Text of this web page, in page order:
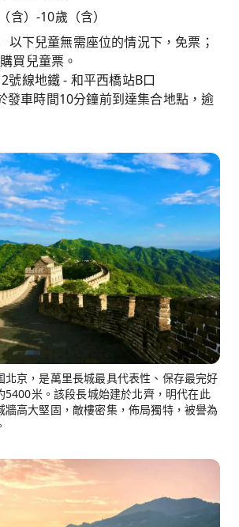
含）-10歲（含）
下兒童無需座位的情況下，免票；
買兒童票。
號線地鐵 - 和平西橋站B口
發車時間10分鐘前到達集合地點，逾
北京，是萬里長城最具代表性、保存最完好
5400米。該段長城始建於北齊，明代在此
牆高大堅固，敵樓密集，佈局獨特，被譽為